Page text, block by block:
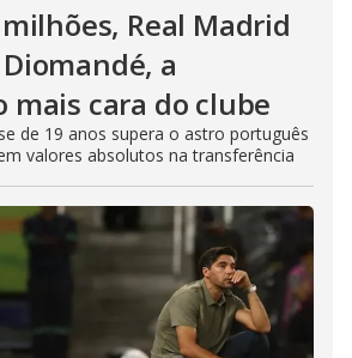
milhões, Real Madrid
a
mais cara do clube
de 19 anos supera o astro português
valores absolutos na transferência